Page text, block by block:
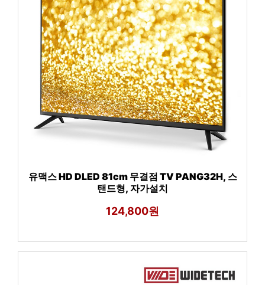
유맥스 HD DLED 81cm 무결점 TV PANG32H, 스
탠드형, 자가설치
124,800원